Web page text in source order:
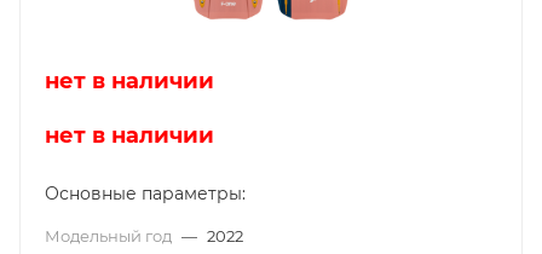
нет в наличии
нет в наличии
Основные параметры:
Модельный год — 2022